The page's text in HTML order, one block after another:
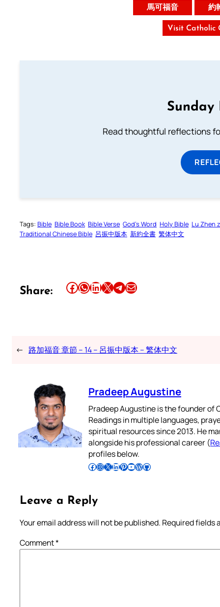
馬可福音 約
Visit Catholic
Sunday
Read thoughtful reflections
Tags: Bible Bible Book Bible Verse God’s Word Holy Bible Lu Zhen
Traditional Chinese Bible 呂振中版本 新約全書 繁体中文
Share: Share this article on Facebook Share this article on WhatsApp Share this article on LinkedIn Share this article on X Share this article on TelegramEmail this Article
← 路加福音 章節 – 14 – 呂振中版本 – 繁体中文
Pradeep Augustine
Pradeep Augustine is the founder
Readings in multiple languages,
spiritual resources since 2013. He
alongside his professional career (
profiles below.
Follow Pradeep on Facebook Follow Pradeep on InstagramFollow Pradeep on X Follow Pradeep on LinkedIn Follow Pradeep on Pinterest Subscribe to Pradeep’s Youtube Channel Follow Pradeep on WordPress Follow Pradeep on GitHub
Leave a Reply
Your email address will not be published. Required fields
Comment*